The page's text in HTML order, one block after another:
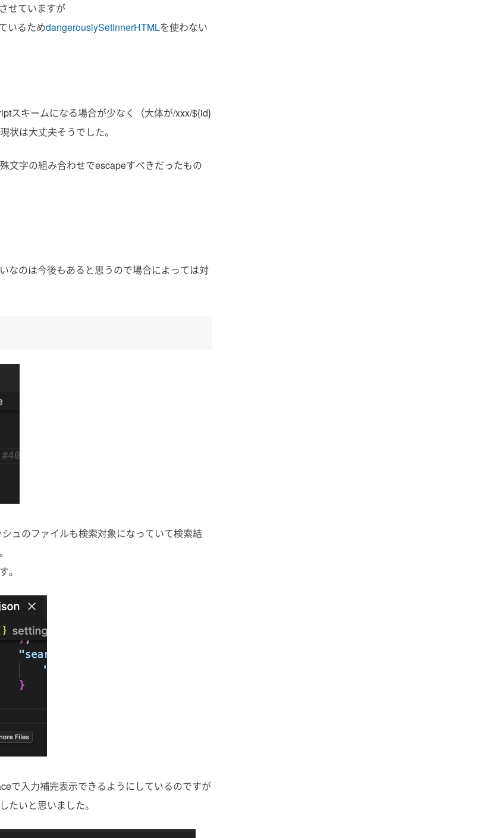
せていますが
いるためdangerouslySetInnerHTMLを使わない
スキームになる場合が少なく（大体が/xxx/${id}
状は大丈夫そうでした。
文字の組み合わせでescapeすべきだったもの
なのは今後もあると思うので場合によっては対
ュのファイルも検索対象になっていて検索結
。
で入力補完表示できるようにしているのですが
たいと思いました。